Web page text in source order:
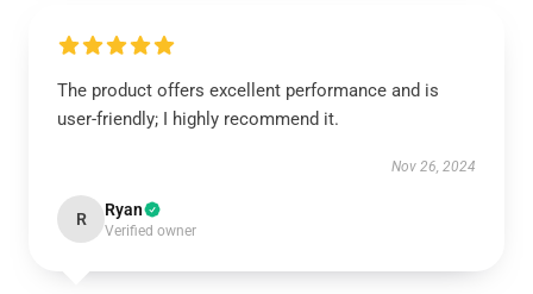
The product offers excellent performance and is
user-friendly; I highly recommend it.
Nov 26, 2024
R Ryan
Verified owner